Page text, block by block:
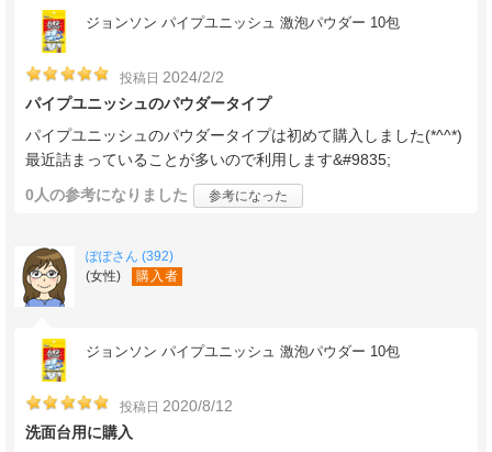
ジョンソン パイプユニッシュ 激泡パウダー 10包
投稿日 2024/2/2
パイプユニッシュのパウダータイプ
パイプユニッシュのパウダータイプは初めて購入しました(*^^*)
最近詰まっていることが多いので利用します&#9835;
0人の参考になりました 参考になった
ぽぽさん (392)
(女性)
購入者
ジョンソン パイプユニッシュ 激泡パウダー 10包
投稿日 2020/8/12
洗面台用に購入